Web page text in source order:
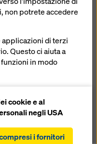
i
non potrete accedere
di terzi
Questo ci aiuta a
in modo
e statistici),
senza problemi
cookie e al
negli USA
i fornitori